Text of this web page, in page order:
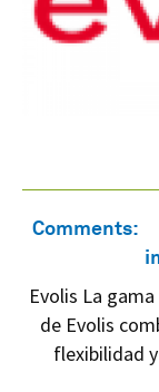
Comments:
Evolis La
de Evolis
flexibilidad